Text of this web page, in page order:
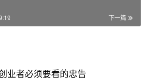
下一篇
业者必须要看的忠告